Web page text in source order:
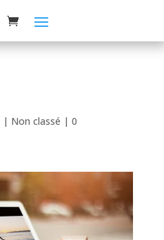
| Non classé | 0